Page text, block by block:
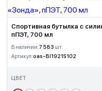
Спортивная бутылка с
пПЭТ, 700 мл
В наличии:7 583 шт.
Артикул:oas-BI1921S102
ЦВЕТ